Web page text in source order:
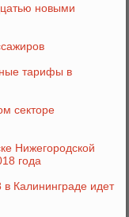
новыми
тарифы в
секторе
Нижегородской
года
Калининграде идет